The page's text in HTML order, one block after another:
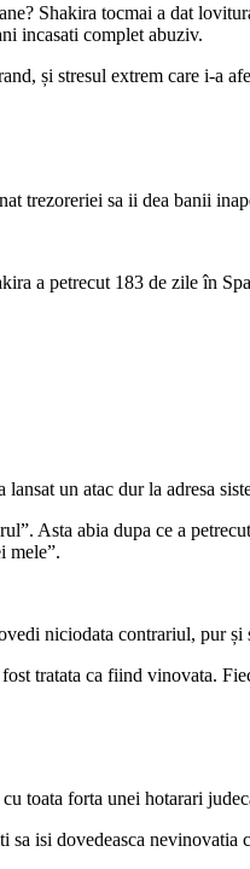
Shakira tocmai a dat
incasati complet abuziv.
și stresul extrem care i-a
trezoreriei sa ii dea banii
a petrecut 183 de zile în
lansat un atac dur la adresa
Asta abia dupa ce a
mele”.
niciodata contrariul, pur și
tratata ca fiind vinovata.
toata forta unei hotarari
isi dovedeasca